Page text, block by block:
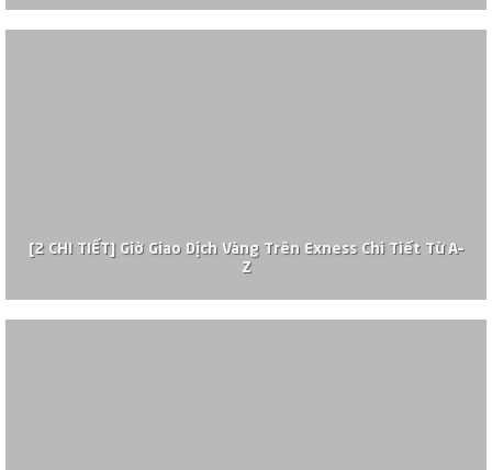
[2 CHI TIẾT] Giờ Giao Dịch Vàng Trên Exness Chi Tiết Từ A–
Z